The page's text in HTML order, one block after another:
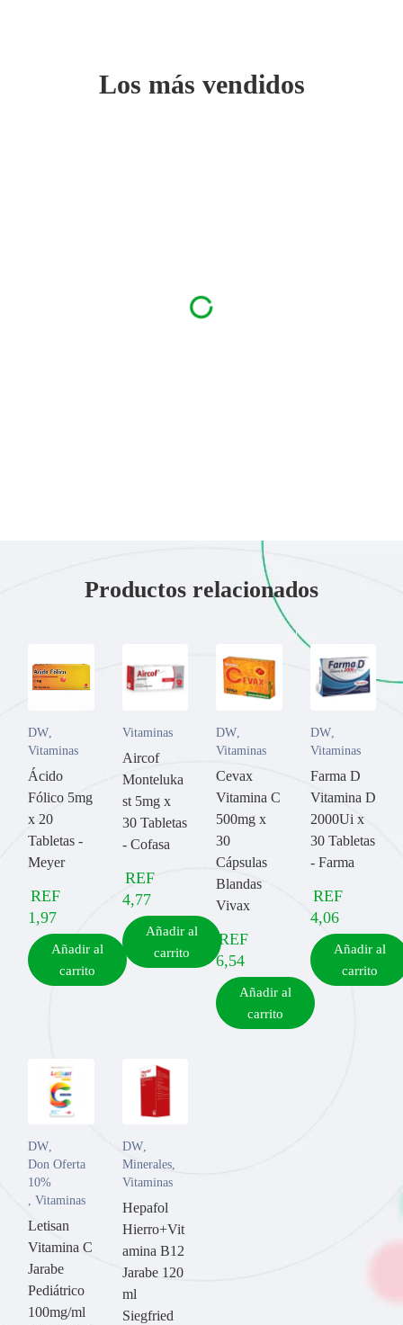
Los más vendidos
Productos relacionados
DW
Vitaminas
Ácido
Fólico 5mg
x 20
Tabletas -
Meyer
REF
1,97
Añadir al
carrito
Vitaminas
Aircof
Monteluka
st 5mg x
30 Tabletas
- Cofasa
REF
4,77
Añadir al
carrito
DW
Vitaminas
Cevax
Vitamina C
500mg x
30
Cápsulas
Blandas
Vivax
REF
6,54
Añadir al
carrito
DW,
Vitaminas
Farma D
Vitamina D
2000Ui x
30 Tabletas
- Farma
REF
4,06
Añadir al
carrito
DW,
Don Oferta
10%
, Vitaminas
Letisan
Vitamina C
Jarabe
Pediátrico
100mg/ml
DW,
Minerales,
Vitaminas
Hepafol
Hierro+Vit
amina B12
Jarabe 120
ml
Siegfried